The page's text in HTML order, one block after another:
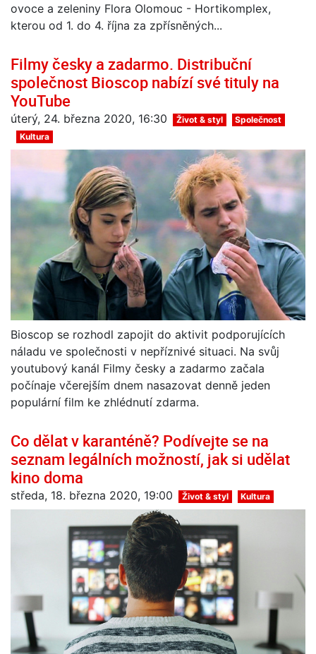
ovoce a zeleniny Flora Olomouc - Hortikomplex,
kterou od 1. do 4. října za zpřísněných...
Filmy česky a zadarmo. Distribuční
společnost Bioscop nabízí své tituly na
YouTube
úterý, 24. března 2020, 16:30 Život & styl
Společnost
Kultura
Bioscop se rozhodl zapojit do aktivit podporujících
náladu ve společnosti v nepříznivé situaci. Na svůj
youtubový kanál Filmy česky a zadarmo začala
počínaje včerejším dnem nasazovat denně jeden
populární film ke zhlédnutí zdarma.
Co dělat v karanténě? Podívejte se na
seznam legálních možností, jak si udělat
kino doma
středa, 18. března 2020, 19:00 Život & styl Kultura